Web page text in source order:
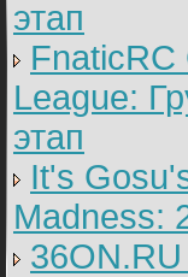
этап
FnaticRC
League:
этап
It's
Madness: